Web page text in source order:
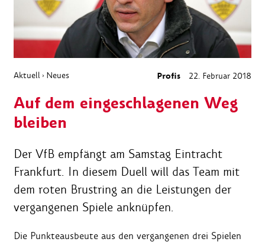
Aktuell › Neues Profis 22. Februar 2018
Auf dem eingeschlagenen Weg
bleiben
Der VfB empfängt am Samstag Eintracht
Frankfurt. In diesem Duell will das Team mit
dem roten Brustring an die Leistungen der
vergangenen Spiele anknüpfen.
Die Punkteausbeute aus den vergangenen drei Spielen